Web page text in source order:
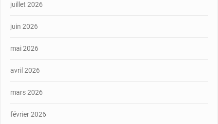
juillet 2026
juin 2026
mai 2026
avril 2026
mars 2026
février 2026